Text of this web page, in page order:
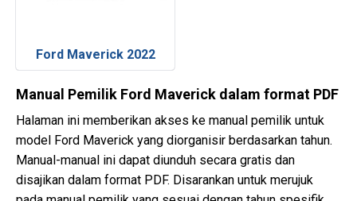
Ford Maverick 2022
Manual Pemilik Ford Maverick dalam format PDF
Halaman ini memberikan akses ke manual pemilik untuk
model Ford Maverick yang diorganisir berdasarkan tahun.
Manual-manual ini dapat diunduh secara gratis dan
disajikan dalam format PDF. Disarankan untuk merujuk